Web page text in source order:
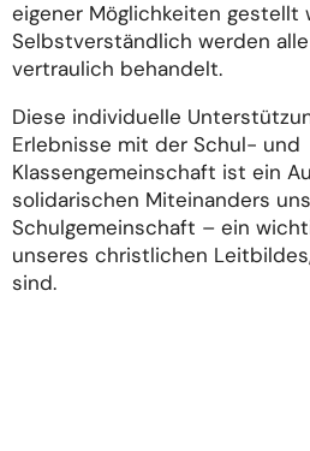
eigener Möglichkeiten gestellt
Selbstverständlich werden
vertraulich behandelt.
Diese individuelle
Erlebnisse mit der Schul- und
Klassengemeinschaft ist ein
solidarischen Miteinanders
Schulgemeinschaft – ein
unseres christlichen
sind.